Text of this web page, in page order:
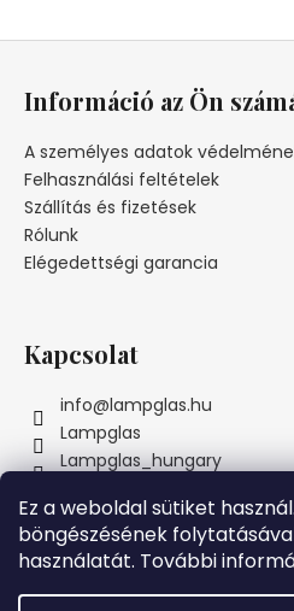
Ez a weboldal sütiket
böngészésének
használatát. További
Információ az Ön
A személyes adatok
Felhasználási feltételek
Szállítás és fizetések
Rólunk
Elégedettségi garancia
Kapcsolat
info@lampglas.hu
Lampglas
Lampglas_hungary